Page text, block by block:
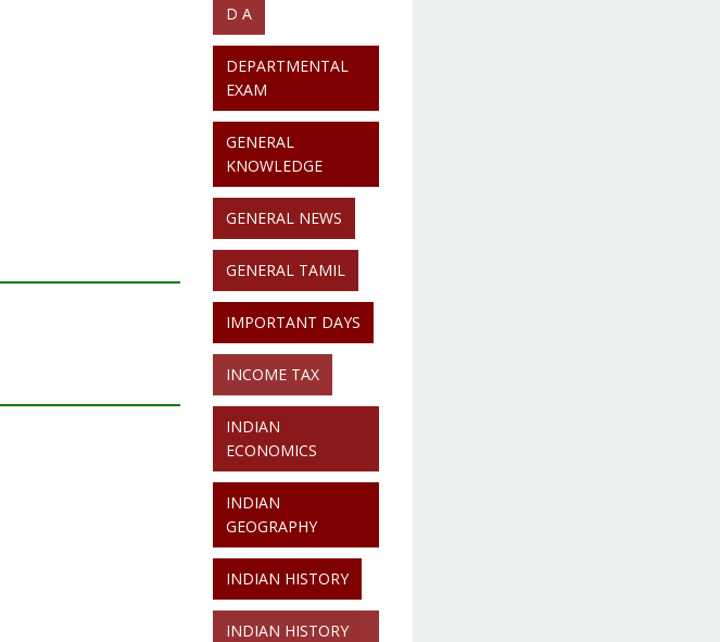
D A
DEPARTMENTAL
EXAM
GENERAL
KNOWLEDGE
GENERAL NEWS
GENERAL TAMIL
IMPORTANT DAYS
INCOME TAX
INDIAN
ECONOMICS
INDIAN
GEOGRAPHY
INDIAN HISTORY
INDIAN HISTORY